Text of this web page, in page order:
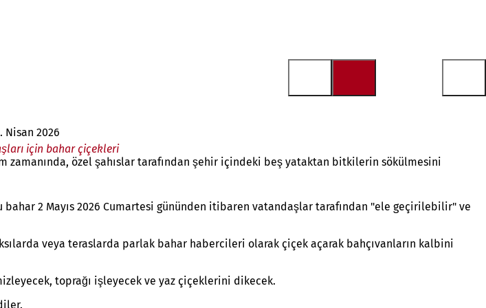
Nisan 2026
için bahar çiçekleri
zamanında, özel şahıslar tarafından şehir içindeki beş yataktan bitkilerin sökülmesini
2 Mayıs 2026 Cumartesi gününden itibaren vatandaşlar tarafından "ele geçirilebilir" ve
veya teraslarda parlak bahar habercileri olarak çiçek açarak bahçıvanların kalbini
toprağı işleyecek ve yaz çiçeklerini dikecek.